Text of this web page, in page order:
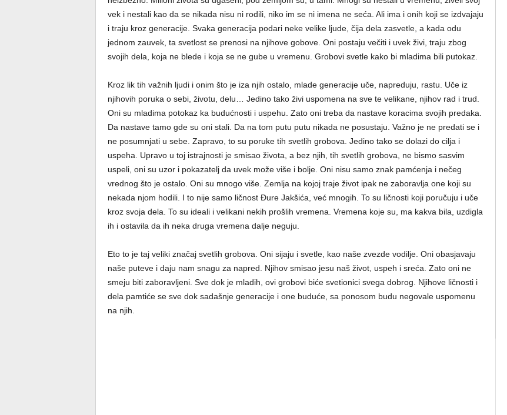
vek i nestali kao da se nikada nisu ni rodili, niko im se ni imena ne seća. Ali ima i onih koji se izdvajaju
i traju kroz generacije. Svaka generacija podari neke velike ljude, čija dela zasvetle, a kada odu
jednom zauvek, ta svetlost se prenosi na njihove gobove. Oni postaju večiti i uvek živi, traju zbog
svojih dela, koja ne blede i koja se ne gube u vremenu. Grobovi svetle kako bi mladima bili putokaz.
Kroz lik tih važnih ljudi i onim što je iza njih ostalo, mlade generacije uče, napreduju, rastu. Uče iz
njihovih poruka o sebi, životu, delu… Jedino tako živi uspomena na sve te velikane, njihov rad i trud.
Oni su mladima potokaz ka budućnosti i uspehu. Zato oni treba da nastave koracima svojih predaka.
Da nastave tamo gde su oni stali. Da na tom putu putu nikada ne posustaju. Važno je ne predati se i
ne posumnjati u sebe. Zapravo, to su poruke tih svetlih grobova. Jedino tako se dolazi do cilja i
uspeha. Upravo u toj istrajnosti je smisao života, a bez njih, tih svetlih grobova, ne bismo sasvim
uspeli, oni su uzor i pokazatelj da uvek može više i bolje. Oni nisu samo znak pamćenja i nečeg
vrednog što je ostalo. Oni su mnogo više. Zemlja na kojoj traje život ipak ne zaboravlja one koji su
nekada njom hodili. I to nije samo ličnost Ðure Jakšića, već mnogih. To su ličnosti koji poručuju i uče
kroz svoja dela. To su ideali i velikani nekih prošlih vremena. Vremena koje su, ma kakva bila, uzdigla
ih i ostavila da ih neka druga vremena dalje neguju.
Eto to je taj veliki značaj svetlih grobova. Oni sijaju i svetle, kao naše zvezde vodilje. Oni obasjavaju
naše puteve i daju nam snagu za napred. Njihov smisao jesu naš život, uspeh i sreća. Zato oni ne
smeju biti zaboravljeni. Sve dok je mladih, ovi grobovi biće svetionici svega dobrog. Njihove ličnosti i
dela pamtiće se sve dok sadašnje generacije i one buduće, sa ponosom budu negovale uspomenu
na njih.